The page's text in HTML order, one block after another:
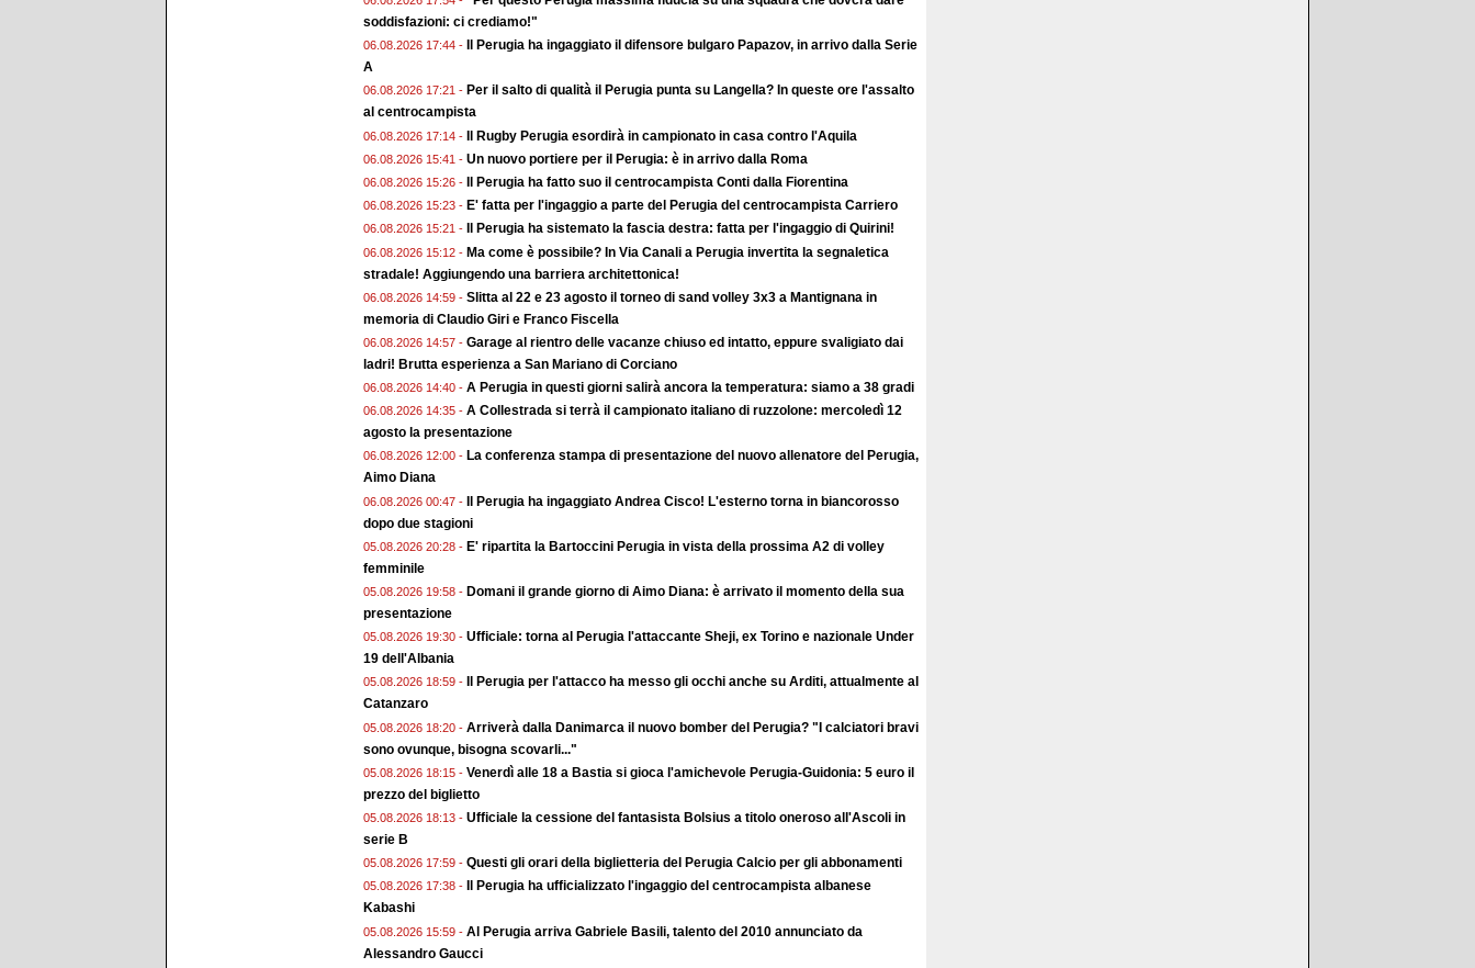
soddisfazioni: ci crediamo!"
06.08.2026 17:44 -
Il Perugia ha ingaggiato il difensore bulgaro Papazov, in arrivo dalla Serie
A
06.08.2026 17:21 - Per il salto di qualità il Perugia punta su Langella? In queste ore l'assalto
al centrocampista
06.08.2026 17:14 - Il Rugby Perugia esordirà in campionato in casa contro l'Aquila
06.08.2026 15:41 - Un nuovo portiere per il Perugia: è in arrivo dalla Roma
06.08.2026 15:26 - Il Perugia ha fatto suo il centrocampista Conti dalla Fiorentina
06.08.2026 15:23 - E' fatta per l'ingaggio a parte del Perugia del centrocampista Carriero
06.08.2026 15:21 - Il Perugia ha sistemato la fascia destra: fatta per l'ingaggio di Quirini!
06.08.2026 15:12 - Ma come è possibile? In Via Canali a Perugia invertita la segnaletica
stradale! Aggiungendo una barriera architettonica!
06.08.2026 14:59 - Slitta al 22 e 23 agosto il torneo di sand volley 3x3 a Mantignana in
memoria di Claudio Giri e Franco Fiscella
06.08.2026 14:57 - Garage al rientro delle vacanze chiuso ed intatto, eppure svaligiato dai
ladri! Brutta esperienza a San Mariano di Corciano
06.08.2026 14:40 - A Perugia in questi giorni salirà ancora la temperatura: siamo a 38 gradi
06.08.2026 14:35 - A Collestrada si terrà il campionato italiano di ruzzolone: mercoledì 12
agosto la presentazione
06.08.2026 12:00 - La conferenza stampa di presentazione del nuovo allenatore del Perugia,
Aimo Diana
06.08.2026 00:47 - Il Perugia ha ingaggiato Andrea Cisco! L'esterno torna in biancorosso
dopo due stagioni
05.08.2026 20:28 - E' ripartita la Bartoccini Perugia in vista della prossima A2 di volley
femminile
05.08.2026 19:58 - Domani il grande giorno di Aimo Diana: è arrivato il momento della sua
presentazione
05.08.2026 19:30 - Ufficiale: torna al Perugia l'attaccante Sheji, ex Torino e nazionale Under
19 dell'Albania
05.08.2026 18:59 -
Il Perugia per l'attacco ha messo gli occhi anche su Arditi, attualmente al
Catanzaro
05.08.2026 18:20 - Arriverà dalla Danimarca il nuovo bomber del Perugia? "I calciatori bravi
sono ovunque, bisogna scovarli..."
05.08.2026 18:15 - Venerdì alle 18 a Bastia si gioca l'amichevole Perugia-Guidonia: 5 euro il
prezzo del biglietto
05.08.2026 18:13 - Ufficiale la cessione del fantasista Bolsius a titolo oneroso all'Ascoli in
serie B
05.08.2026 17:59 - Questi gli orari della biglietteria del Perugia Calcio per gli abbonamenti
05.08.2026 17:38 -
Il Perugia ha ufficializzato l'ingaggio del centrocampista albanese
Kabashi
05.08.2026 15:59 - Al Perugia arriva Gabriele Basili, talento del 2010 annunciato da
Alessandro Gaucci